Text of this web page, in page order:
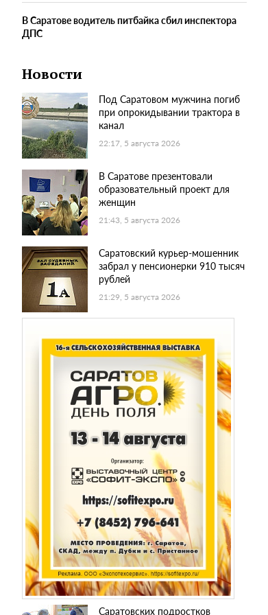
В Саратове водитель питбайка сбил инспектора
ДПС
Новости
Под Саратовом мужчина погиб
при опрокидывании трактора в
канал
22:17, 5 августа 2026
В Саратове презентовали
образовательный проект для
женщин
21:43, 5 августа 2026
Саратовский курьер-мошенник
забрал у пенсионерки 910 тысяч
рублей
21:29, 5 августа 2026
Саратовских подростков